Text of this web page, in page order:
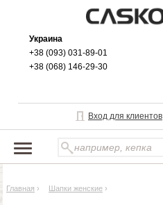
Украина
+38 (093) 031-89-01
+38 (068) 146-29-30
Вход для клиентов
О БРЕНДЕ
Главная › Шапки женские ›